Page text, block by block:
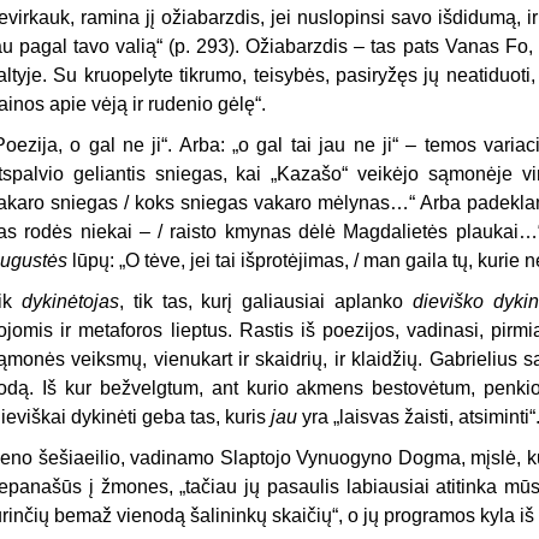
ramina jį ožiabarzdis, jei nuslopinsi savo išdidumą,
pagal tavo valią“ (p. 293). Ožiabarzdis – tas pats Vanas
Su kruopelyte tikrumo, teisybės, pasiryžęs jų
apie vėją ir rudenio gėlę“.
o gal ne ji“. Arba: „o gal tai jau ne ji“ – temos
geliantis sniegas, kai „Kazašo“ veikėjo sąmonėje
sniegas / koks sniegas vakaro mėlynas…“ Arba
rodės niekai – / raisto kmynas dėlė Magdalietės
lūpų: „O tėve, jei tai išprotėjimas, / man gaila tų, kurie
dykinėtojas, tik tas, kurį galiausiai aplankodieviško
ir metaforos lieptus. Rastis iš poezijos, vadinasi,
veiksmų, vienukart ir skaidrių, ir klaidžių. Gabrielius
Iš kur bežvelgtum, ant kurio akmens bestovėtum,
dykinėti geba tas, kuris jau yra „laisvas žaisti, atsiminti“.
šešiaeilio, vadinamo Slaptojo Vynuogyno Dogma, mįslė,
į žmones, „tačiau jų pasaulis labiausiai atitinka
bemaž vienodą šalininkų skaičių“, o jų programos kyla